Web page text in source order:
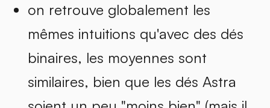
on retrouve globalement les
mêmes intuitions qu'avec des dés
binaires, les moyennes sont
similaires, bien que les dés Astra